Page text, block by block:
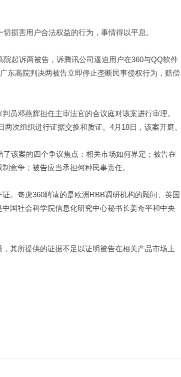
害用户合法权益的行为，事情得以平息。
起诉两被告，诉腾讯公司逼迫用户在360与QQ软件
东高院判决两被告立即停止垄断民事侵权行为，赔偿
邓燕辉担任主审法官的合议庭对该案进行审理。
次组织进行证据交换和质证。4月18日，该案开庭。
该案的四个争议焦点：相关市场如何界定；被告在
竞争；被告应当承担何种民事责任。
奇虎360聘请的是欧洲RBB调研机构的顾问、英国
国社会科学院信息化研究中心秘书长姜奇平和中央
所提供的证据不足以证明被告在相关产品市场上